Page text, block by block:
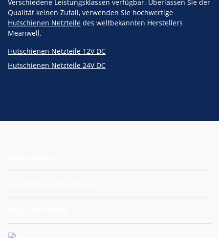
Verschiedene Leistungsklassen verfügbar. Überlassen Sie der
Qualität keinen Zufall, verwenden Sie hochwertige
Hutschienen Netzteile des weltbekannten Herstellers
Meanwell.
Hutschienen Netzteile 12V DC
Hutschienen Netzteile 24V DC